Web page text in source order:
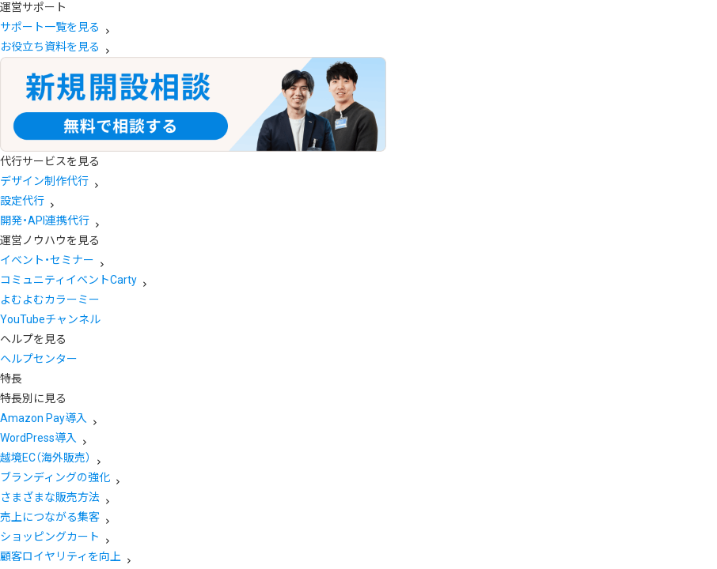
運営サポート
サポート一覧を見る
お役立ち資料を見る
代行サービスを見る
デザイン制作代行
設定代行
開発・API連携代行
運営ノウハウを見る
イベント・セミナー
コミュニティイベントCarty
よむよむカラーミー
YouTubeチャンネル
ヘルプを見る
ヘルプセンター
特長
特長別に見る
Amazon Pay導入
WordPress導入
越境EC（海外販売）
ブランディングの強化
さまざまな販売方法
売上につながる集客
ショッピングカート
顧客ロイヤリティを向上